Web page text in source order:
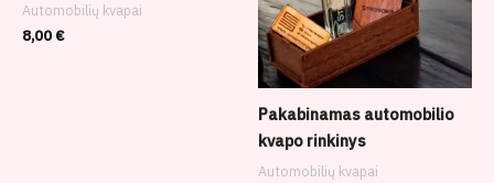
Automobilių kvapai
8,00 €
Pakabinamas automobilio
kvapo rinkinys
Automobilių kvapai